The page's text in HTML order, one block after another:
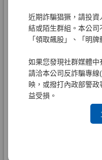
近期詐騙猖獗，請投
結或陌生群組。本公
「領取飆股」、「明牌
如果您發現社群媒體中
請洽本公司反詐騙專
映，或撥打內政部警
益受損。